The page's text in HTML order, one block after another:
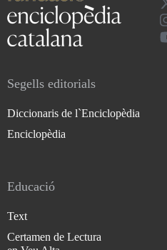
Segells editorials
Diccionaris de l`Enciclopèdia
Enciclopèdia
Educació
Text
Certamen de Lectura